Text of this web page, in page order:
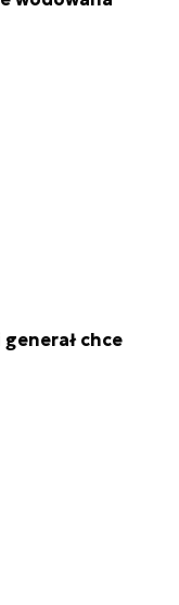
chce